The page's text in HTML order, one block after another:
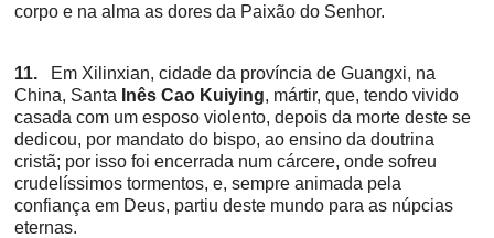
corpo e na alma as dores da Paixão do Senhor.
11.
Em Xilinxian, cidade da província de Guangxi, na
China, Santa Inês Cao Kuiying, mártir, que, tendo vivido
casada com um esposo violento, depois da morte deste se
dedicou, por mandato do bispo, ao ensino da doutrina
cristã; por isso foi encerrada num cárcere, onde sofreu
crudelíssimos tormentos, e, sempre animada pela
confiança em Deus, partiu deste mundo para as núpcias
eternas.